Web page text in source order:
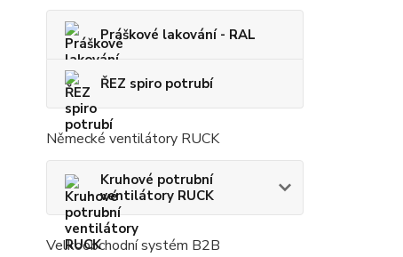
Práškové lakování - RAL
ŘEZ spiro potrubí
Německé ventilátory RUCK
Kruhové potrubní
ventilátory RUCK
Velkoobchodní systém B2B